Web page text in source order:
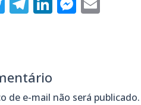
de e-mail não será publicado.